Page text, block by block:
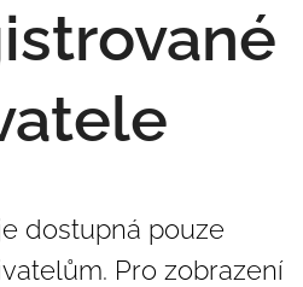
dostupná pouze
Pro zobrazení